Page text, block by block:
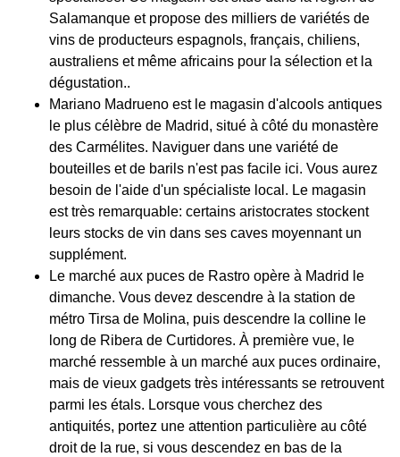
Salamanque et propose des milliers de variétés de
vins de producteurs espagnols, français, chiliens,
australiens et même africains pour la sélection et la
dégustation..
Mariano Madrueno est le magasin d'alcools antiques
le plus célèbre de Madrid, situé à côté du monastère
des Carmélites. Naviguer dans une variété de
bouteilles et de barils n'est pas facile ici. Vous aurez
besoin de l'aide d'un spécialiste local. Le magasin
est très remarquable: certains aristocrates stockent
leurs stocks de vin dans ses caves moyennant un
supplément.
Le marché aux puces de Rastro opère à Madrid le
dimanche. Vous devez descendre à la station de
métro Tirsa de Molina, puis descendre la colline le
long de Ribera de Curtidores. À première vue, le
marché ressemble à un marché aux puces ordinaire,
mais de vieux gadgets très intéressants se retrouvent
parmi les étals. Lorsque vous cherchez des
antiquités, portez une attention particulière au côté
droit de la rue, si vous descendez en bas de la